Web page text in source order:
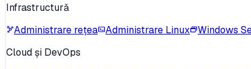
Infrastructură
Administrare rețea
Administrare Linux Windows
Cloud și DevOps